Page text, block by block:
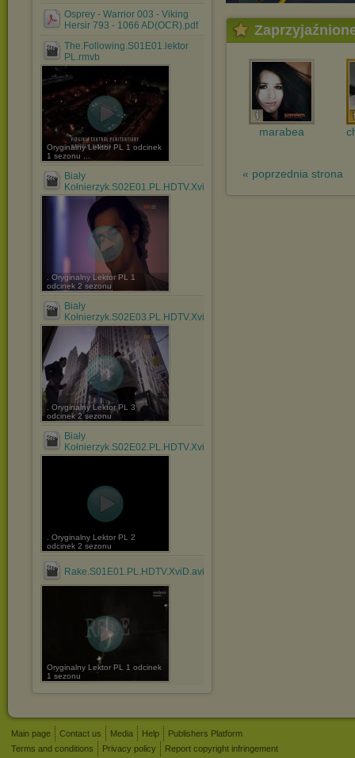
Osprey - Warrior 003 - Viking
Hersir 793 - 1066 AD(OCR).pdf
The.Following.S01E01.lektor
PL.rmvb
Oryginalny Lektor PL 1 odcinek
1 sezonu ...
Biały
Kołnierzyk.S02E01.PL.HDTV.XviD.rmvb
. Oryginalny Lektor PL 1
odcinek 2 sezonu
Biały
Kołnierzyk.S02E03.PL.HDTV.XviD.rmvb
. Oryginalny Lektor PL 3
odcinek 2 sezonu
Biały
Kołnierzyk.S02E02.PL.HDTV.XviD.rmvb
. Oryginalny Lektor PL 2
odcinek 2 sezonu
Rake.S01E01.PL.HDTV.XviD.avi
Oryginalny Lektor PL 1 odcinek
1 sezonu
marabea
« poprzednia strona
Main page Contact us Media Help
Publishers Platform
Terms and conditions
Privacy policy Report copyright infringement